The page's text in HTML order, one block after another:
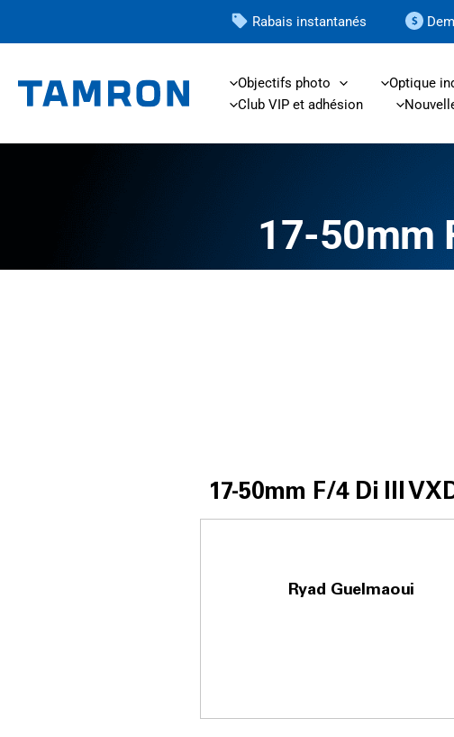
Rabais instantanés
Objectifs photo Optique
Club VIP et adhésion
17-50mm
17-50mm F/4 Di III
Ryad Guelmaoui